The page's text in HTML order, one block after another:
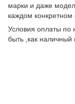
марки и даже
каждом конкретном
Условия оплаты по
быть ,как наличный